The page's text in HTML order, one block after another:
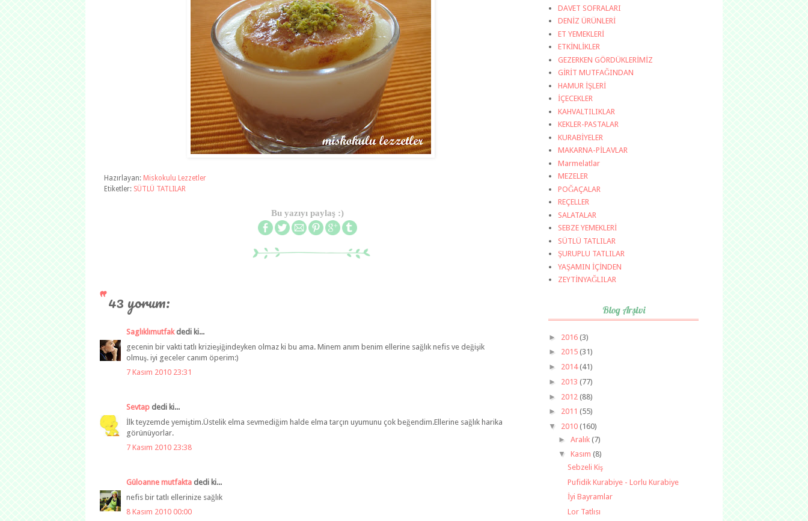
Hazırlayan: Miskokulu Lezzetler
Etiketler: SÜTLÜ TATLILAR
Bu yazıyı paylaş :)
43 yorum:
Saglıklımutfakdedi ki...
gecenin bir vakti tatlı krizieşiğindeyken olmaz ki bu ama. Minem anım benim ellerine sağlık nefis ve değişik
olmuş. iyi geceler canım öperim:)
7 Kasım 2010 23:31
Sevtap dedi ki...
İlk teyzemde yemiştim.Üstelik elma sevmediğim halde elma tarçın uyumunu çok beğendim.Ellerine sağlık harika
görünüyorlar.
7 Kasım 2010 23:38
Güloanne mutfakta dedi ki...
nefis bir tatlı ellerinize sağlık
8 Kasım 2010 00:00
DAVET SOFRALARI
DENİZ ÜRÜNLERİ
ET YEMEKLERİ
ETKİNLİKLER
GEZERKEN GÖRDÜKLERİMİZ
GİRİT MUTFAĞINDAN
HAMUR İŞLERİ
İÇECEKLER
KAHVALTILIKLAR
KEKLER-PASTALAR
KURABİYELER
MAKARNA-PİLAVLAR
Marmelatlar
MEZELER
POĞAÇALAR
REÇELLER
SALATALAR
SEBZE YEMEKLERİ
SÜTLÜ TATLILAR
ŞURUPLU TATLILAR
YAŞAMIN İÇİNDEN
ZEYTİNYAĞLILAR
Blog Arşivi
► 2016 (3)
► 2015 (31)
► 2014(41)
► 2013 (77)
► 2012 (88)
► 2011 (55)
▼ 2010 (160)
► Aralık (7)
▼ Kasım (8)
Sebzeli Kiş
Pufidik Kurabiye - Lorlu Kurabiye
İyi Bayramlar
Lor Tatlısı